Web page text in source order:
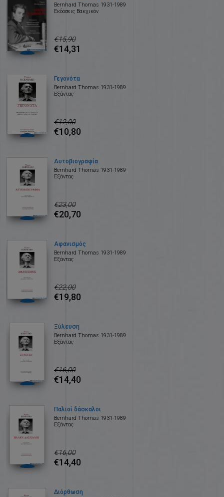
Bernhard Thomas 1931-1989
Εκδόσεις Βακχικόν
€15,90
€14,31
Γεγονότα
Bernhard Thomas 1931-1989
Εξάντας
€12,00
€10,80
Αυτοβιογραφία
Bernhard Thomas 1931-1989
Εξάντας
€23,00
€20,70
Αφανισμός
Bernhard Thomas 1931-1989
Εξάντας
€22,00
€19,80
Ξύλευση
Bernhard Thomas 1931-1989
Εξάντας
€16,00
€14,40
Παλιοί δάσκαλοι
Bernhard Thomas 1931-1989
Εξάντας
€16,00
€14,40
Διόρθωση